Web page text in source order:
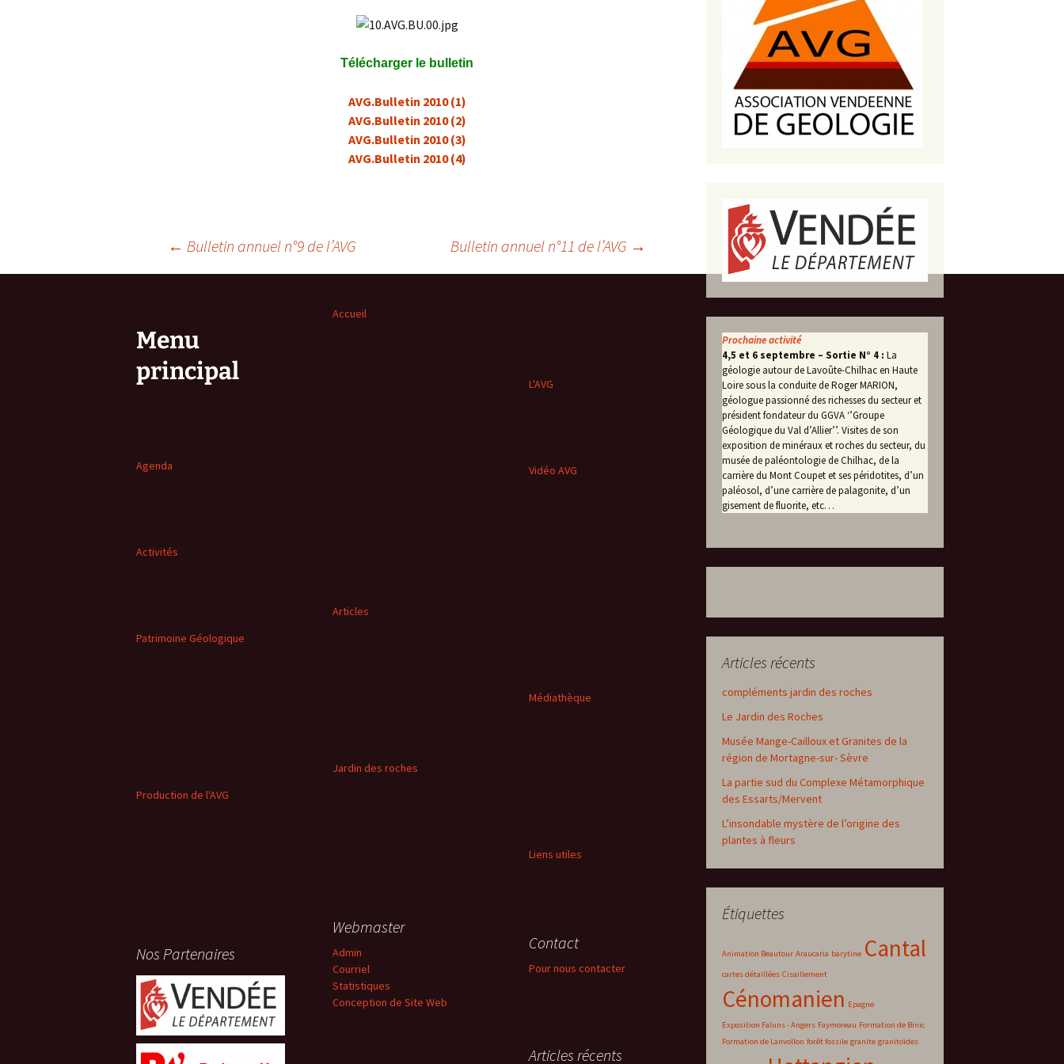
Lames minces de roches
Paysages, affleurements
Photos de groupes
…
Télécharger le bulletin
AVG.Bulletin 2010 (1)
AVG.Bulletin 2010 (2)
AVG.Bulletin 2010 (3)
AVG.Bulletin 2010 (4)
← Bulletin annuel n°9 de l’AVG Bulletin annuel n°11 de l’AVG →
Prochaine activité
4,5 et 6 septembre – Sortie N° 4 : La
géologie autour de Lavoûte-Chilhac en Haute
Loire sous la conduite de Roger MARION,
géologue passionné des richesses du secteur et
président fondateur du GGVA ‘’Groupe
Géologique du Val d’Allier’’. Visites de son
exposition de minéraux et roches du secteur, du
musée de paléontologie de Chilhac, de la
carrière du Mont Coupet et ses péridotites, d’un
paléosol, d’une carrière de palagonite, d’un
gisement de fluorite, etc…
Articles récents
compléments jardin des roches
Le Jardin des Roches
Musée Mange-Cailloux et Granites de la
région de Mortagne-sur- Sèvre
La partie sud du Complexe Métamorphique
des Essarts/Mervent
L’insondable mystère de l’origine des
plantes à fleurs
Étiquettes
Animation Beautour Araucaria barytine Cantal
cartes détaillées Cisaillement
Cénomanien Epagne
Exposition Faluns - Angers Faymoreau Formation de Binic
Formation de Lanvollon forêt fossile granite granitoïdes
Menu
principal
Accueil
L'AVG
Agenda Vidéo AVG
Activités
Articles
Patrimoine Géologique
Médiathèque
Jardin des roches
Production de l'AVG
Liens utiles
Webmaster
Admin
Courriel
Statistiques
Conception de Site Web
Contact
Pour nous contacter
Nos Partenaires
Articles récents